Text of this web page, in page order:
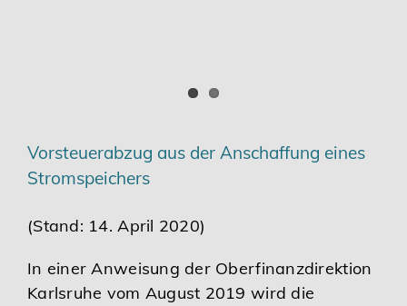
Vorsteuerabzug aus der Anschaffung eines
Stromspeichers
(Stand: 14. April 2020)
In einer Anweisung der Oberfinanzdirektion
Karlsruhe vom August 2019 wird die